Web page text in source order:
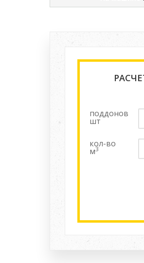
поддонов
шт
кол-во
м3